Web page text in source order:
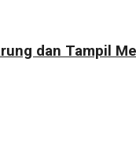
dan Tampil